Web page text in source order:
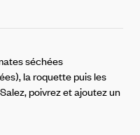
séchées
la roquette puis les
poivrez et ajoutez un